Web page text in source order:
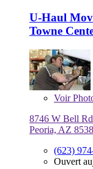
U-Haul
Towne
Voir
8746 W Bell Rd
Peoria, AZ
(623)
Ouvert